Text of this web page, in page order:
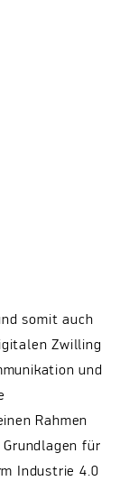
somit auch
Zwilling
und
Rahmen
für
Industrie 4.0